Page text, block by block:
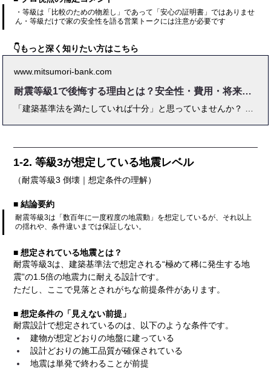
・等級は「比較のための物差し」であって「安心の証明書」ではありませ
ん・等級だけで家の安全性を語る営業トークには注意が必要です
👇もっと深く知りたい方はこちら
www.mitsumori-bank.com
耐震等級1で後悔する理由とは？安全性・費用・将来リスクを徹底解説
1-2. 等級3が想定している地震レベル
（耐震等級3 倒壊｜想定条件の理解）
■ 結論要約
耐震等級3は「数百年に一度程度の地震動」を想定しているが、それ以上
の揺れや、条件違いまでは保証しない。
■ 想定されている地震とは？
耐震等級3は、建築基準法で想定される“極めて稀に発生する地
震”の1.5倍の地震力に耐える設計です。
ただし、ここで見落とされがちな前提条件があります。
■ 想定条件の「見えない前提」
耐震設計で想定されているのは、以下のような条件です。
建物が想定どおりの地盤に建っている
設計どおりの施工品質が確保されている
地震は単発で終わることが前提